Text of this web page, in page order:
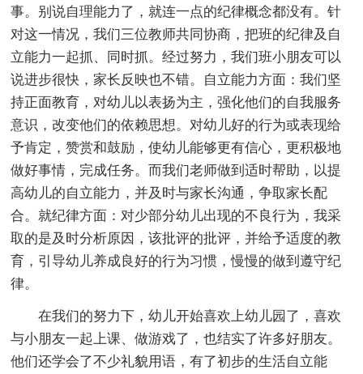
事。别说自理能力了，就连一点的纪律概念都没有。针
对这一情况，我们三位教师共同协商，把班的纪律及自
立能力一起抓、同时抓。经过努力，我们班小朋友可以
说进步很快，家长反映也不错。自立能力方面：我们坚
持正面教育，对幼儿以表扬为主，强化他们的自我服务
意识，改变他们的依赖思想。对幼儿好的行为或表现给
予肯定，赞赏和鼓励，使幼儿能够更有信心，更积极地
做好事情，完成任务。而我们老师做到适时帮助，以提
高幼儿的自立能力，并及时与家长沟通，争取家长配
合。就纪律方面：对少部分幼儿出现的不良行为，我采
取的是及时分析原因，该批评的批评，并给予适度的教
育，引导幼儿养成良好的行为习惯，慢慢的做到遵守纪
律。
在我们的努力下，幼儿开始喜欢上幼儿园了，喜欢
与小朋友一起上课、做游戏了，也结实了许多好朋友。
他们还学会了不少礼貌用语，有了初步的生活自立能